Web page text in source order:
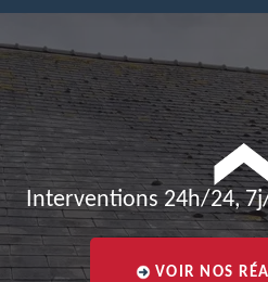
Interventions 24h/24,
VOIR NOS